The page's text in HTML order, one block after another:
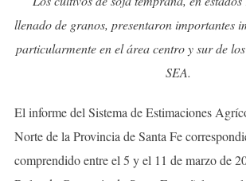
llenado de granos, presentaron importantes
particularmente en el área centro y sur de
SEA.
El informe del Sistema de Estimaciones
Norte de la Provincia de Santa Fe
comprendido entre el 5 y el 11 de marzo de